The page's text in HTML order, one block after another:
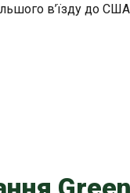
в’їзду до